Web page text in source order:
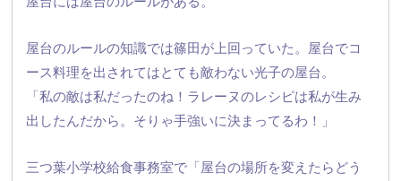
屋台のルールの知識では篠田が上回っていた。屋台でコ
ース料理を出されてはとても敵わない光子の屋台。
「私の敵は私だったのね！ ラレーヌのレシピは私が生み
出したんだから。 そりゃ手強いに決まってるわ！」
三つ葉小学校給食事務室で「屋台の場所を変えたらどう